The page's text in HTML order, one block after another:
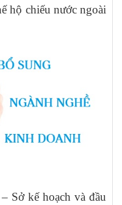
hộ chiếu nước ngoài
Sở kế hoạch và đầu